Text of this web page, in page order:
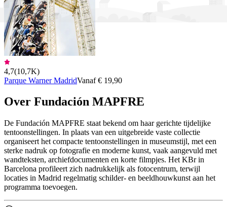
4,7(10,7K)
Parque Warner MadridVanaf € 19,90
Over Fundación MAPFRE
De Fundación MAPFRE staat bekend om haar gerichte tijdelijke
tentoonstellingen. In plaats van een uitgebreide vaste collectie
organiseert het compacte tentoonstellingen in museumstijl, met een
sterke nadruk op fotografie en moderne kunst, vaak aangevuld met
wandteksten, archiefdocumenten en korte filmpjes. Het KBr in
Barcelona profileert zich nadrukkelijk als fotocentrum, terwijl
locaties in Madrid regelmatig schilder- en beeldhouwkunst aan het
programma toevoegen.